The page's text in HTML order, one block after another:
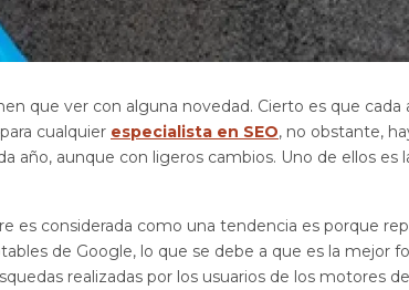
que ver con alguna novedad. Cierto es que cada
cualquier especialista en SEO, no obstante,
año, aunque con ligeros cambios. Uno de ellos es
es considerada como una tendencia es porque
de Google, lo que se debe a que es la mejor
realizadas por los usuarios de los motores